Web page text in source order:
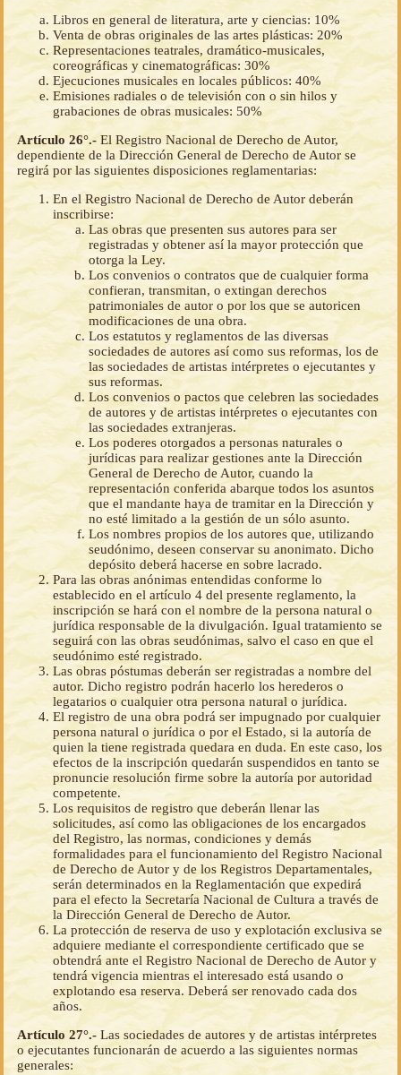
Libros en general de literatura, arte y ciencias: 10%
Venta de obras originales de las artes plásticas: 20%
Representaciones teatrales, dramático-musicales,
coreográficas y cinematográficas: 30%
Ejecuciones musicales en locales públicos: 40%
Emisiones radiales o de televisión con o sin hilos y
grabaciones de obras musicales: 50%
Artículo 26°.- El Registro Nacional de Derecho de Autor,
dependiente de la Dirección General de Derecho de Autor se
regirá por las siguientes disposiciones reglamentarias:
En el Registro Nacional de Derecho de Autor deberán
inscribirse:
Las obras que presenten sus autores para ser
registradas y obtener así la mayor protección que
otorga la Ley.
Los convenios o contratos que de cualquier forma
confieran, transmitan, o extingan derechos
patrimoniales de autor o por los que se autoricen
modificaciones de una obra.
Los estatutos y reglamentos de las diversas
sociedades de autores así como sus reformas, los de
las sociedades de artistas intérpretes o ejecutantes y
sus reformas.
Los convenios o pactos que celebren las sociedades
de autores y de artistas intérpretes o ejecutantes con
las sociedades extranjeras.
Los poderes otorgados a personas naturales o
jurídicas para realizar gestiones ante la Dirección
General de Derecho de Autor, cuando la
representación conferida abarque todos los asuntos
que el mandante haya de tramitar en la Dirección y
no esté limitado a la gestión de un sólo asunto.
Los nombres propios de los autores que, utilizando
seudónimo, deseen conservar su anonimato. Dicho
depósito deberá hacerse en sobre lacrado.
Para las obras anónimas entendidas conforme lo
establecido en el artículo 4 del presente reglamento, la
inscripción se hará con el nombre de la persona natural o
jurídica responsable de la divulgación. Igual tratamiento se
seguirá con las obras seudónimas, salvo el caso en que el
seudónimo esté registrado.
Las obras póstumas deberán ser registradas a nombre del
autor. Dicho registro podrán hacerlo los herederos o
legatarios o cualquier otra persona natural o jurídica.
El registro de una obra podrá ser impugnado por cualquier
persona natural o jurídica o por el Estado, si la autoría de
quien la tiene registrada quedara en duda. En este caso, los
efectos de la inscripción quedarán suspendidos en tanto se
pronuncie resolución firme sobre la autoría por autoridad
competente.
Los requisitos de registro que deberán llenar las
solicitudes, así como las obligaciones de los encargados
del Registro, las normas, condiciones y demás
formalidades para el funcionamiento del Registro Nacional
de Derecho de Autor y de los Registros Departamentales,
serán determinados en la Reglamentación que expedirá
para el efecto la Secretaría Nacional de Cultura a través de
la Dirección General de Derecho de Autor.
La protección de reserva de uso y explotación exclusiva se
adquiere mediante el correspondiente certificado que se
obtendrá ante el Registro Nacional de Derecho de Autor y
tendrá vigencia mientras el interesado está usando o
explotando esa reserva. Deberá ser renovado cada dos
años.
Artículo 27°.- Las sociedades de autores y de artistas intérpretes
o ejecutantes funcionarán de acuerdo a las siguientes normas
generales: